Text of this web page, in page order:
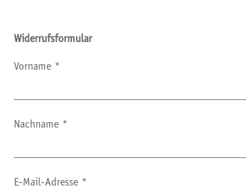
Widerrufsformular
Vorname *
Nachname *
E-Mail-Adresse *